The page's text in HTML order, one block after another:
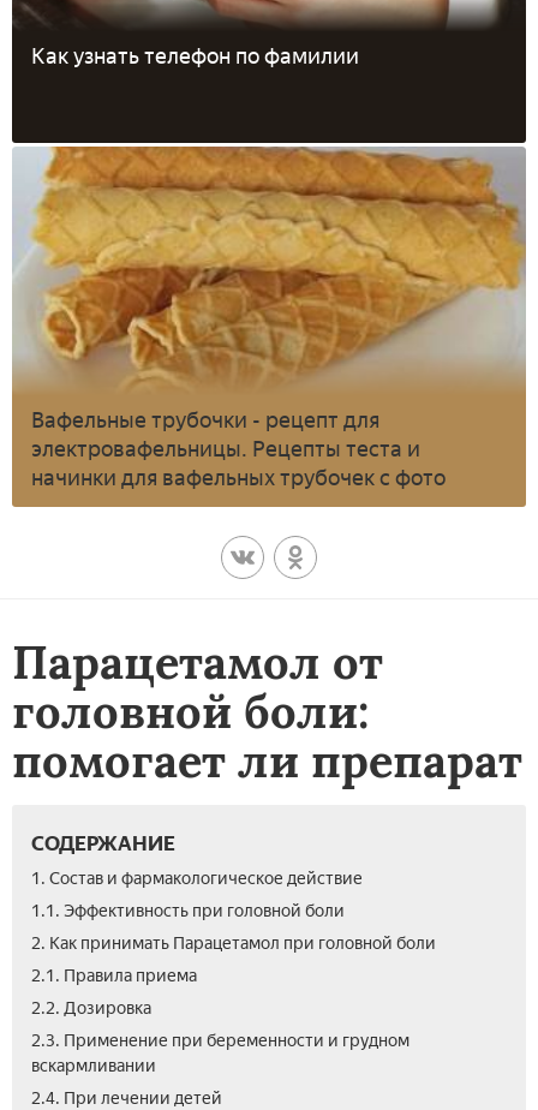
Как узнать телефон по фамилии
Вафельные трубочки - рецепт для
электровафельницы. Рецепты теста и
начинки для вафельных трубочек с фото
Парацетамол от
головной боли:
помогает ли препарат
СОДЕРЖАНИЕ
1. Состав и фармакологическое действие
1.1. Эффективность при головной боли
2. Как принимать Парацетамол при головной боли
2.1. Правила приема
2.2. Дозировка
2.3. Применение при беременности и грудном
вскармливании
2.4. При лечении детей